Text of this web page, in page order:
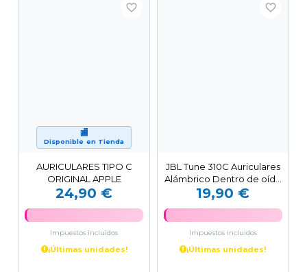
🏬
Disponible en Tienda
favorite_border
AURICULARES TIPO C
ORIGINAL APPLE
24,90 €
Impuestos incluidos
¡Últimas unidades!
favorite_border
JBL Tune 310C Auriculares
Alámbrico Dentro de oído
Llamadas/Música...
19,90 €
Impuestos incluidos
¡Últimas unidades!